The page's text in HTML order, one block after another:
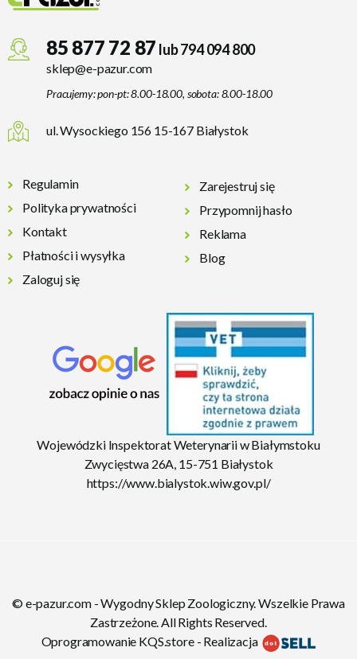
85 877 72 87 lub 794 094 800
sklep@e-pazur.com
Pracujemy: pon-pt: 8.00-18.00, sobota: 8.00-18.00
ul. Wysockiego 156 15-167 Białystok
Regulamin
Polityka prywatności
Kontakt
Płatności i wysyłka
Zaloguj się
Zarejestruj się
Przypomnij hasło
Reklama
Blog
Wojewódzki Inspektorat Weterynarii w Białymstoku
Zwycięstwa 26A, 15-751 Białystok
https://www.bialystok.wiw.gov.pl/
© e-pazur.com - Wygodny Sklep Zoologiczny. Wszelkie Prawa
Zastrzeżone. All Rights Reserved.
Oprogramowanie KQS.store- Realizacja